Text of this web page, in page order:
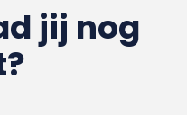
jij nog